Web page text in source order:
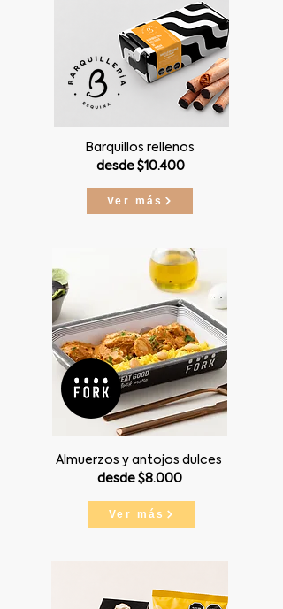
Barquillos rellenos
desde $10.400
Ver más
Almuerzos y antojos dulces
desde $8.000
Ver más